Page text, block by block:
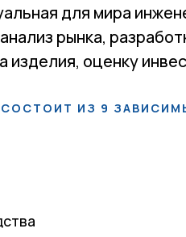
для мира
рынка,
изделия, оценку
ИЗ 9